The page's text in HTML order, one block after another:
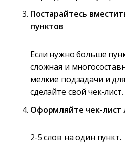
Постарайтесь
пунктов
Если нужно больше
сложная и
мелкие подзадачи и
сделайте свой чек-лист.
Оформляйте чек-лист
2-5 слов на один пункт.